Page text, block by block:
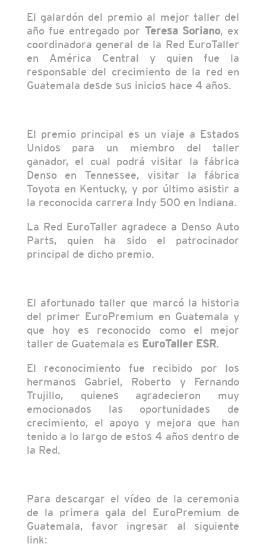
El galardón del premio al mejor taller del
año fue entregado por Teresa Soriano, ex
coordinadora general de la Red EuroTaller
en América Central y quien fue la
responsable del crecimiento de la red en
Guatemala desde sus inicios hace 4 años.
El premio principal es un viaje a Estados
Unidos para un miembro del taller
ganador, el cual podrá visitar la fábrica
Denso en Tennessee, visitar la fábrica
Toyota en Kentucky, y por último asistir a
la reconocida carrera Indy 500 en Indiana.
La Red EuroTaller agradece a Denso Auto
Parts, quien ha sido el patrocinador
principal de dicho premio.
El afortunado taller que marcó la historia
del primer EuroPremium en Guatemala y
que hoy es reconocido como el mejor
taller de Guatemala es EuroTaller ESR.
El reconocimiento fue recibido por los
hermanos Gabriel, Roberto y Fernando
Trujillo, quienes agradecieron muy
emocionados las oportunidades de
crecimiento, el apoyo y mejora que han
tenido a lo largo de estos 4 años dentro de
la Red.
Para descargar el vídeo de la ceremonia
de la primera gala del EuroPremium de
Guatemala, favor ingresar al siguiente
link: